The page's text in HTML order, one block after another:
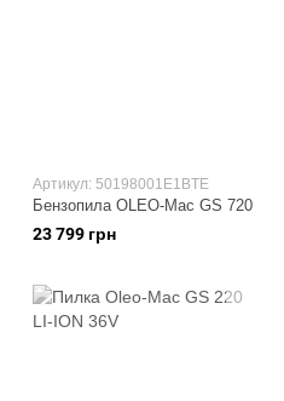
Артикул: 50198001E1BTE
Бензопила OLEO-Маc GS 720
23 799 грн